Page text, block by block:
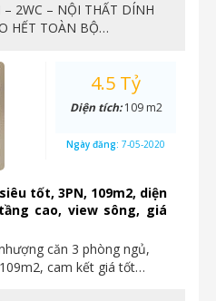
– 2WC – NỘI THẤT DÍNH
HẾT TOÀN BỘ…
tốt, 3PN, 109m2, diện
cao, view sông, giá
căn 3 phòng ngủ,
cam kết giá tốt…
4.5 Tỷ
Diện tích:109 m2
Ngày đăng: 7-05-2020